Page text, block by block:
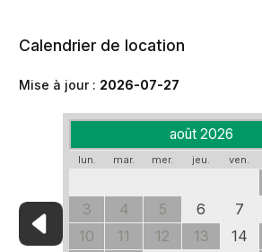
Calendrier de location
Mise à jour : 2026-07-27
août 2026
lun. mar. mer. jeu. ven.
3
4 5 6 7
10
11 12 13 14